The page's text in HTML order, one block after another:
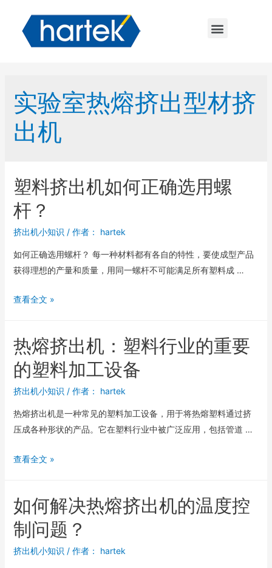
实验室热熔挤出型材挤
出机
塑料挤出机如何正确选用螺
杆？
挤出机小知识 / 作者： hartek
如何正确选用螺杆？ 每一种材料都有各自的特性，要使成型产品
获得理想的产量和质量，用同一螺杆不可能满足所有塑料成 …
查看全文 »
热熔挤出机：塑料行业的重要
的塑料加工设备
挤出机小知识 / 作者： hartek
热熔挤出机是一种常见的塑料加工设备，用于将热熔塑料通过挤
压成各种形状的产品。它在塑料行业中被广泛应用，包括管道 …
查看全文 »
如何解决热熔挤出机的温度控
制问题？
挤出机小知识 / 作者： hartek